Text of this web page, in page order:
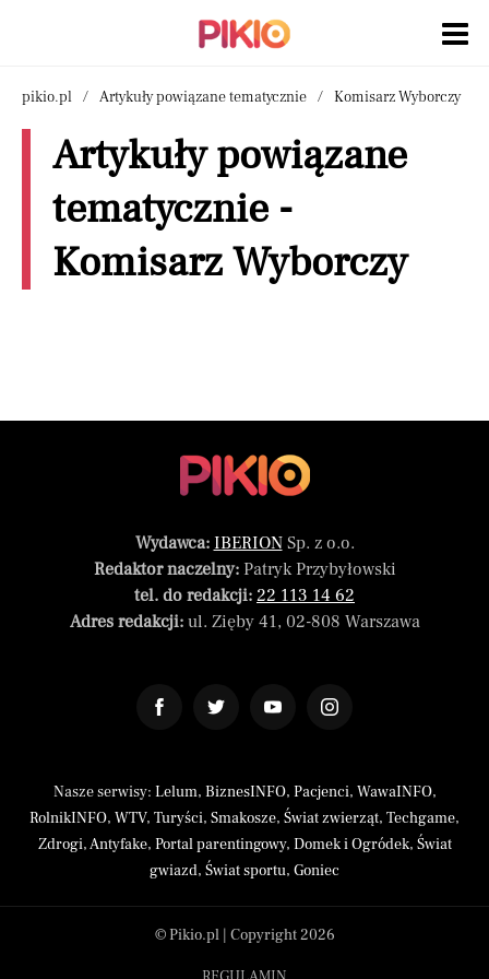
pikio.pl Artykuły powiązane tematycznie Komisarz Wyborczy
Artykuły powiązane
tematycznie -
Komisarz Wyborczy
Wydawca: IBERIONSp. z o.o.
Redaktor naczelny:Patryk Przybyłowski
tel. do redakcji: 22 113 14 62
Adres redakcji:ul. Zięby 41, 02-808 Warszawa
Nasze serwisy: Lelum, BiznesINFO, Pacjenci, WawaINFO,
RolnikINFO, WTV, Turyści, Smakosze, Świat zwierząt, Techgame,
Zdrogi,Antyfake, Portal parentingowy, Domek i Ogródek, Świat
gwiazd, Świat sportu, Goniec
© Pikio.pl | Copyright 2026